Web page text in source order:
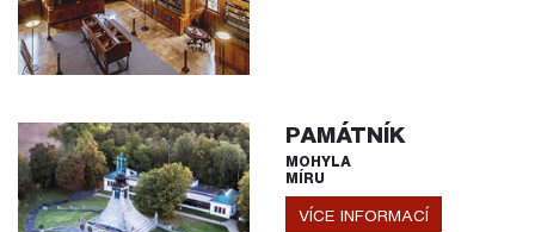
PAMÁTNÍK
MOHYLA
MÍRU
VÍCE INFORMACÍ